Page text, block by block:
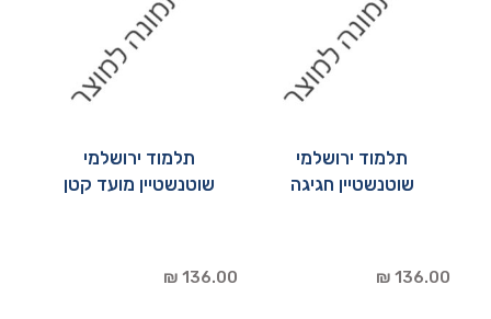
תלמוד ירושלמי
שוטנשטיין חגיגה
136.00 ₪
תלמוד ירושלמי
שוטנשטיין מועד קטן
136.00 ₪